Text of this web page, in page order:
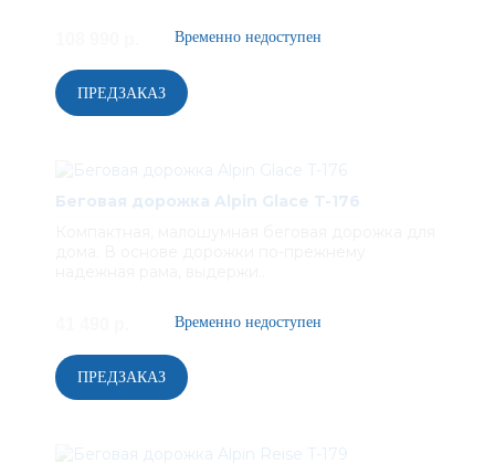
Беговая дорожка Alpin Glace T-176